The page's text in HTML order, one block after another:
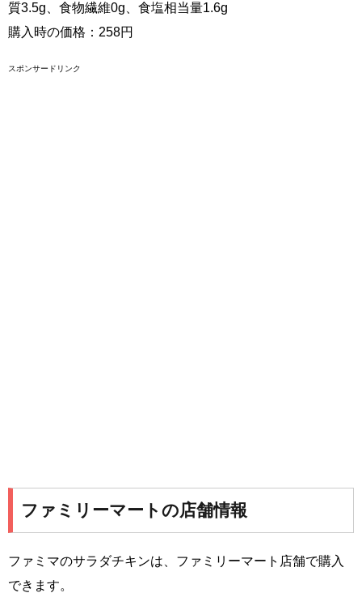
質3.5g、食物繊維0g、食塩相当量1.6g
購入時の価格：258円
スポンサードリンク
ファミリーマートの店舗情報
ファミマのサラダチキンは、ファミリーマート店舗で購入
できます。